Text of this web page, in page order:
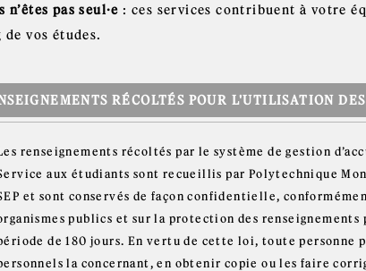
n’êtes pas seul·e : ces services contribuent à votre
de vos études.
RÉCOLTÉS POUR L'UTILISATION
renseignements récoltés par le système de gestion
aux étudiants sont recueillis par Polytechnique
et sont conservés de façon confidentielle,
publics et sur la protection des renseignements
de 180 jours. En vertu de cette loi, toute personne
la concernant, en obtenir copie ou les faire